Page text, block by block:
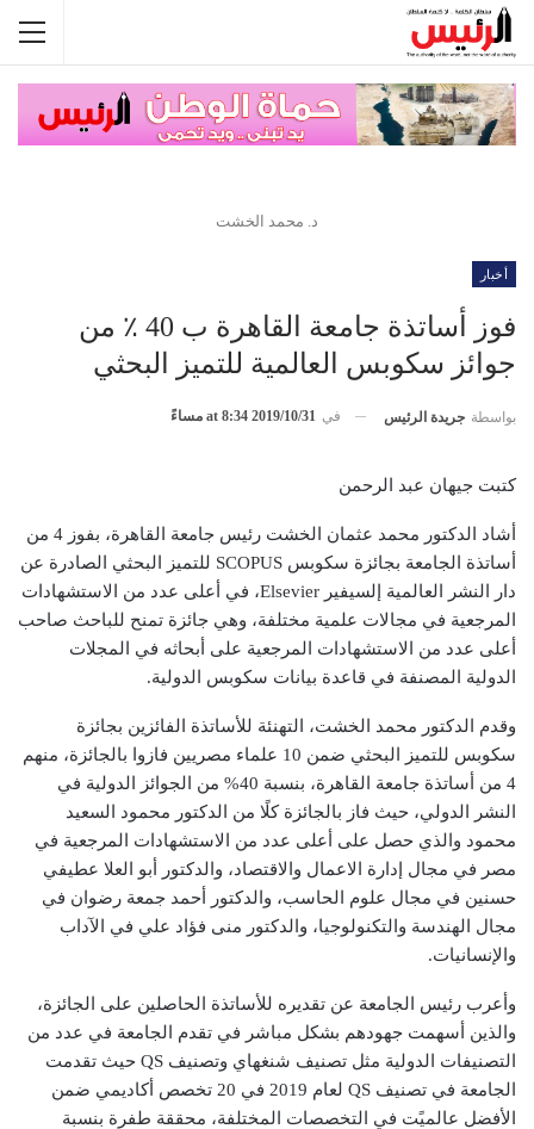
د. محمد الخشت
أخبار
فوز أساتذة جامعة القاهرة ب 40 ٪؜ من
جوائز سكوبس العالمية للتميز البحثي
بواسطة جريدة الرئيس في 2019/10/31 at 8:34 مساءً
كتبت جيهان عبد الرحمن
أشاد الدكتور محمد عثمان الخشت رئيس جامعة القاهرة، بفوز 4 من
أساتذة الجامعة بجائزة سكوبس SCOPUS للتميز البحثي الصادرة عن
دار النشر العالمية إلسيفير Elsevier، في أعلى عدد من الاستشهادات
المرجعية في مجالات علمية مختلفة، وهي جائزة تمنح للباحث صاحب
أعلى عدد من الاستشهادات المرجعية على أبحاثه في المجلات
الدولية المصنفة في قاعدة بيانات سكوبس الدولية.
وقدم الدكتور محمد الخشت، التهنئة للأساتذة الفائزين بجائزة
سكوبس للتميز البحثي ضمن 10 علماء مصريين فازوا بالجائزة، منهم
4 من أساتذة جامعة القاهرة، بنسبة 40% من الجوائز الدولية في
النشر الدولي، حيث فاز بالجائزة كلًا من الدكتور محمود السعيد
محمود والذي حصل على أعلى عدد من الاستشهادات المرجعية في
مصر في مجال إدارة الاعمال والاقتصاد، والدكتور أبو العلا عطيفي
حسنين في مجال علوم الحاسب، والدكتور أحمد جمعة رضوان في
مجال الهندسة والتكنولوجيا، والدكتور منى فؤاد علي في الآداب
والإنسانيات.
وأعرب رئيس الجامعة عن تقديره للأساتذة الحاصلين على الجائزة،
والذين أسهمت جهودهم بشكل مباشر في تقدم الجامعة في عدد من
التصنيفات الدولية مثل تصنيف شنغهاي وتصنيف QS حيث تقدمت
الجامعة في تصنيف QS لعام 2019 في 20 تخصص أكاديمي ضمن
الأفضل عالميًت في التخصصات المختلفة، محققة طفرة بنسبة